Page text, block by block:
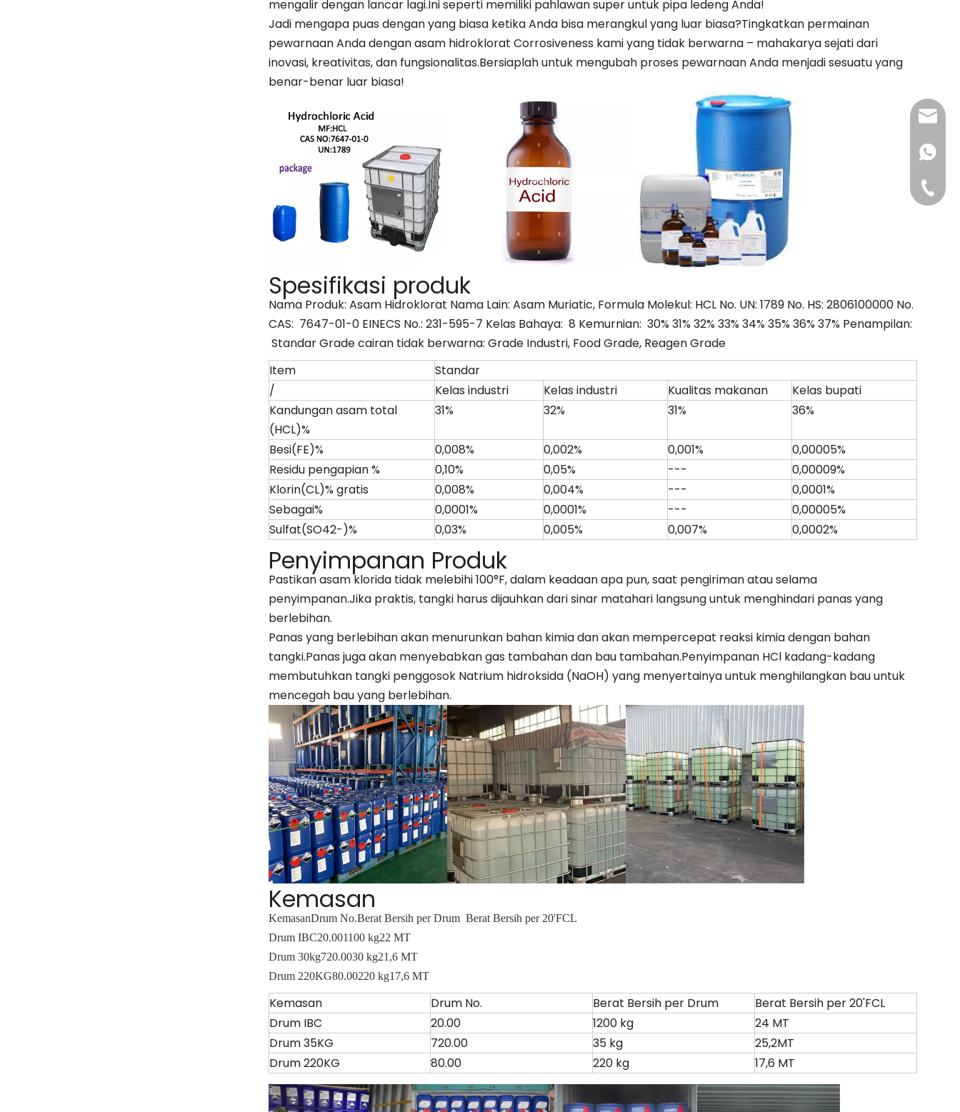
mengalir dengan lancar lagi.Ini seperti memiliki pahlawan super untuk pipa ledeng Anda!
Jadi mengapa puas dengan yang biasa ketika Anda bisa merangkul yang luar biasa?Tingkatkan permainan
pewarnaan Anda dengan asam hidroklorat Corrosiveness kami yang tidak berwarna – mahakarya sejati dari
inovasi, kreativitas, dan fungsionalitas.Bersiaplah untuk mengubah proses pewarnaan Anda menjadi sesuatu yang
benar-benar luar biasa!
Spesifikasi produk
Nama Produk: Asam Hidroklorat Nama Lain: Asam Muriatic, Formula Molekul: HCL No. UN: 1789 No. HS: 2806100000 No.
CAS: 7647-01-0 EINECS No.: 231-595-7 Kelas Bahaya: 8 Kemurnian: 30% 31% 32% 33% 34% 35% 36% 37% Penampilan:
Standar Grade cairan tidak berwarna: Grade Industri, Food Grade, Reagen Grade
Item
Standar
/
Kelas industri Kelas industri Kualitas makanan
Kelas bupati
Kandungan asam total
(HCL)%
31% 32% 31% 36%
Besi(FE)% 0,008% 0,002% 0,001%
0,00005%
Residu pengapian %
0,10% 0,05% ---
0,00009%
Klorin(CL)% gratis
0,008% 0,004% ---
0,0001%
Sebagai%
0,0001% 0,0001% ---
0,00005%
Sulfat(SO42-)%
0,03% 0,005% 0,007% 0,0002%
Penyimpanan Produk
Pastikan asam klorida tidak melebihi 100°F, dalam keadaan apa pun, saat pengiriman atau selama
penyimpanan.Jika praktis, tangki harus dijauhkan dari sinar matahari langsung untuk menghindari panas yang
berlebihan.
Panas yang berlebihan akan menurunkan bahan kimia dan akan mempercepat reaksi kimia dengan bahan
tangki.Panas juga akan menyebabkan gas tambahan dan bau tambahan.Penyimpanan HCl kadang-kadang
membutuhkan tangki penggosok Natrium hidroksida (NaOH) yang menyertainya untuk menghilangkan bau untuk
mencegah bau yang berlebihan.
Kemasan
KemasanDrum No.Berat Bersih per Drum Berat Bersih per 20'FCL
Drum IBC20.001100 kg22 MT
Drum 30kg720.0030 kg21,6 MT
Drum 220KG80.00220 kg17,6 MT
Kemasan Drum No. Berat Bersih per Drum
Berat Bersih per 20'FCL
Drum IBC
20.00 1200 kg
24 MT
Drum 35KG
720.00 35 kg
25,2MT
Drum 220KG
80.00 220 kg 17,6 MT
+86-
+86-